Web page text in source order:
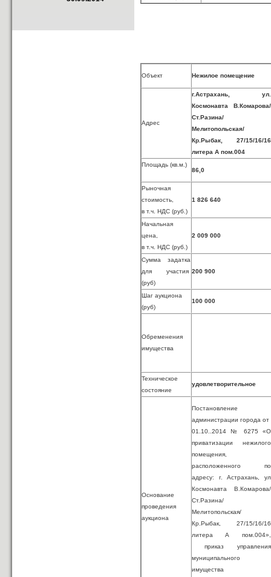
Объект Нежилое помещение
Адрес
г.Астрахань, ул.
Космонавта В.Комарова/
Ст.Разина/
Мелитопольская/
Кр.Рыбак, 27/15/16/16
литера А пом.004
Площадь (кв.м.)
86,0
Рыночная
стоимость,
в т.ч. НДС (руб.)
1 826 640
Начальная
цена,
в т.ч. НДС (руб.)
2 009 000
Сумма задатка
для участия
(руб)
200 900
Шаг аукциона
(руб)
100 000
Обременения
имущества
Техническое
состояние
удовлетворительное
Основание
проведения
аукциона
Постановление
администрации города от
01.10..2014 № 6275 «О
приватизации нежилого
помещения,
расположенного по
адресу: г. Астрахань, ул
Космонавта В.Комарова/
Ст.Разина/
Мелитопольская/
Кр.Рыбак, 27/15/16/16
литера А пом.004»,
приказ управления
муниципального
имущества